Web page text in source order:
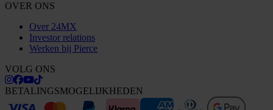
OVER ONS
Over 24MX
Investor relations
Werken bij Pierce
VOLG ONS
BETALINGSMOGELIJKHEDEN